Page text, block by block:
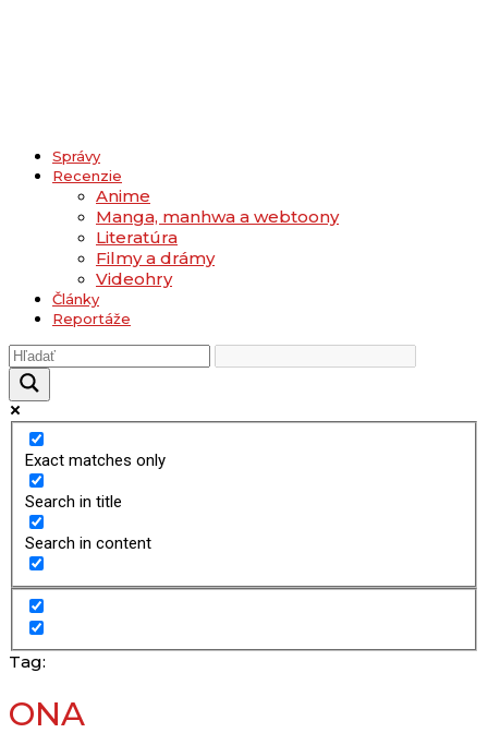
Správy
Recenzie
Anime
Manga, manhwa a webtoony
Literatúra
Filmy a drámy
Videohry
Články
Reportáže
Exact matches only
Search in title
Search in content
Tag:
ONA